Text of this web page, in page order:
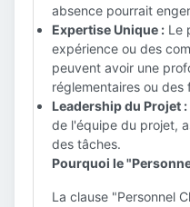
absence pourrait
Expertise Unique : Le
expérience ou des
peuvent avoir une
réglementaires ou
Leadership du Projet :
de l'équipe du projet,
des tâches.
Pourquoi le
La clause "Personnel